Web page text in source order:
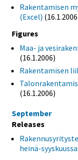
Rakentamisen
(Excel)
Figures
Maa- ja
(16.1.2006)
Rakentamisen
(16.1.2006)
September
Releases
heinä-syyskuussa